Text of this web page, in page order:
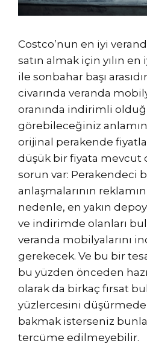
Costco’nun en iyi
satın almak için yılın en
ile sonbahar başı
civarında veranda
oranında indirimli
görebileceğiniz
orijinal perakende
düşük bir fiyata mevcut
sorun var: Perakendeci
anlaşmalarının
nedenle, en yakın
ve indirimde olanları
veranda mobilyalarını
gerekecek. Ve bu bir
bu yüzden önceden
olarak da birkaç fırsat
yüzlercesini
bakmak isterseniz
tercüme edilmeyebilir.